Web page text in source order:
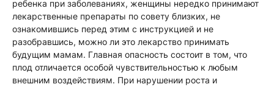
ребенка при заболеваниях, женщины нередко принимают
лекарственные препараты по совету близких, не
ознакомившись перед этим с инструкцией и не
разобравшись, можно ли это лекарство принимать
будущим мамам. Главная опасность состоит в том, что
плод отличается особой чувствительностью к любым
внешним воздействиям. При нарушении роста и